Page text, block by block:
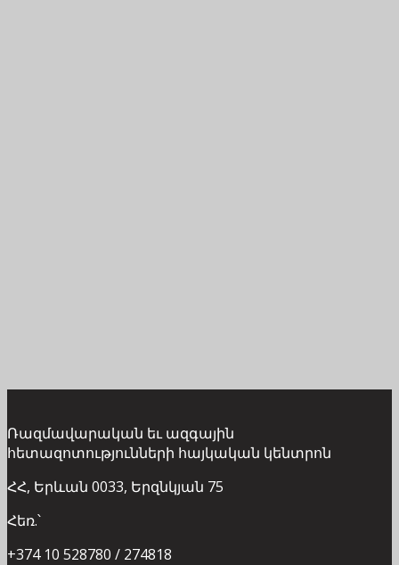
Ռազմավարական եւ ազգային
հետազոտությունների հայկական կենտրոն
ՀՀ, Երևան 0033, Երզնկյան 75
Հեռ.՝
+374 10 528780 / 274818